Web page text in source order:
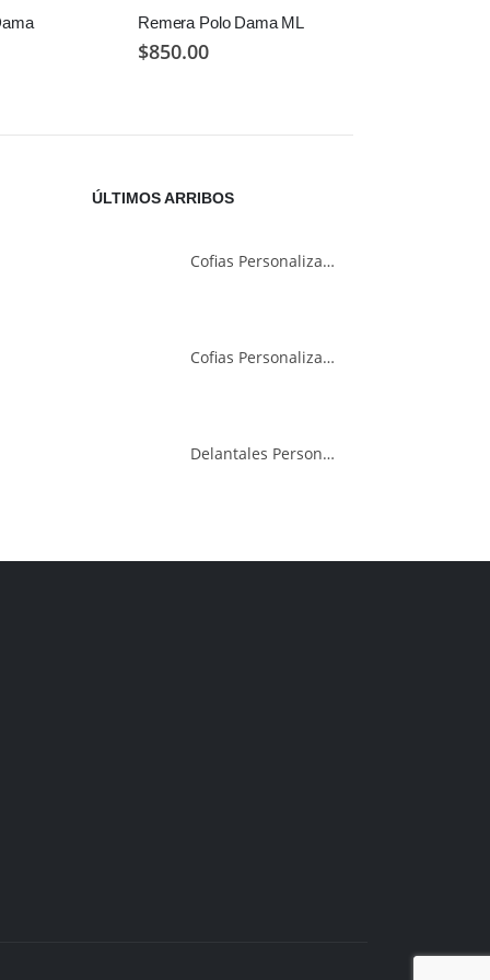
Remera Polo Dama ML
$850.00
ÚLTIMOS ARRIBOS
Cofias Personalizadas
Cofias Personalizadas
Delantales Personalizados